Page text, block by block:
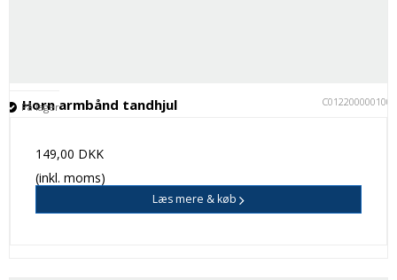
Horn armbånd tandhjul C012200000100
På lager
149,00 DKK
(inkl. moms)
Læs mere & køb